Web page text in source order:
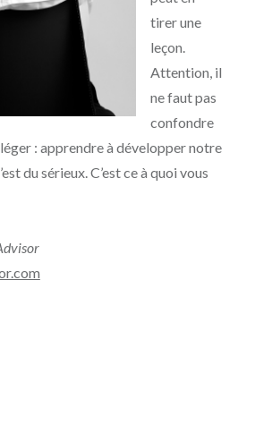
tirer une
leçon.
Attention, il
ne faut pas
confondre
: apprendre à développer notre
du sérieux. C’est ce à quoi vous